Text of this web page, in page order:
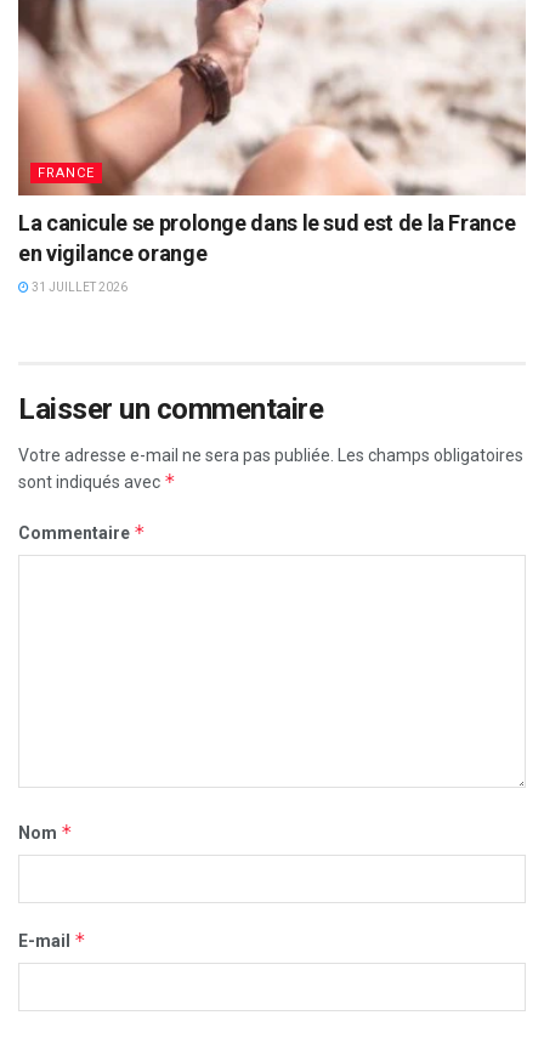
FRANCE
La canicule se prolonge dans le sud est de la France
en vigilance orange
31 JUILLET 2026
Laisser un commentaire
Votre adresse e-mail ne sera pas publiée. Les champs obligatoires
sont indiqués avec *
Commentaire *
Nom *
E-mail *